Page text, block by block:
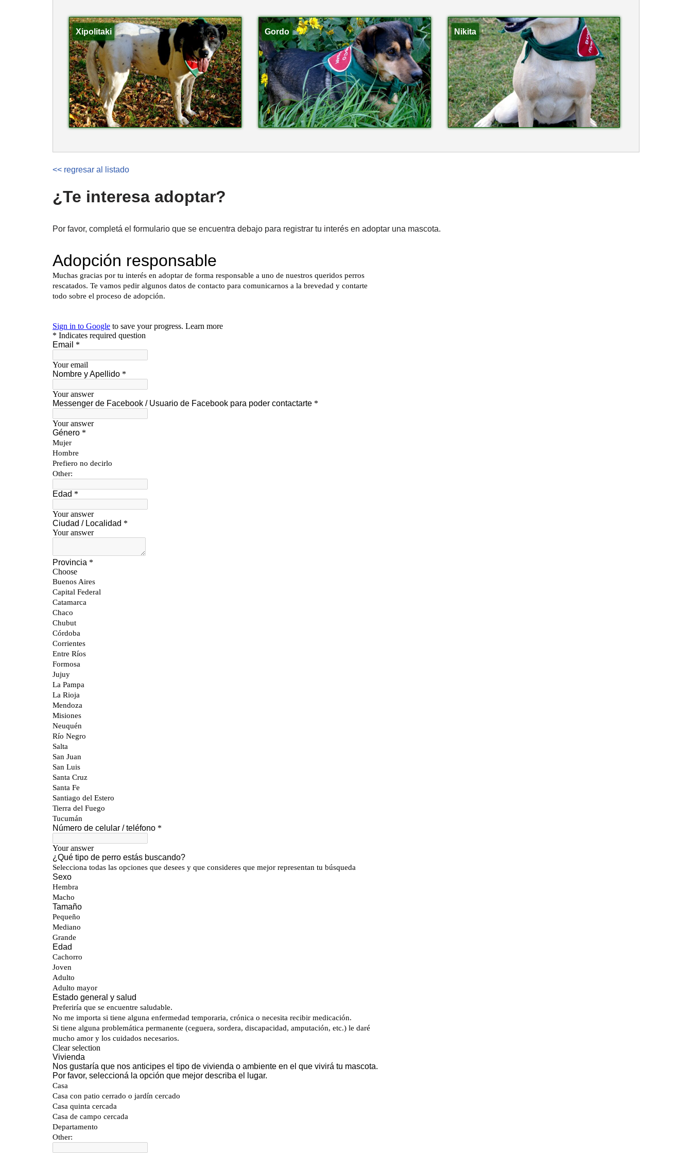
Xipolitaki Gordo Nikita
<< regresar al listado
¿Te interesa adoptar?
Por favor, completá el formulario que se encuentra debajo para registrar tu interés en adoptar una mascota.